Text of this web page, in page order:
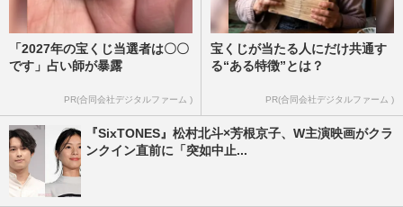
「2027年の宝くじ当選者は〇〇
です」占い師が暴露
PR(合同会社デジタルファーム )
宝くじが当たる人にだけ共通す
る“ある特徴”とは？
PR(合同会社デジタルファーム )
『SixTONES』松村北斗×芳根京子、W主演映画がクラ
ンクイン直前に「突如中止...